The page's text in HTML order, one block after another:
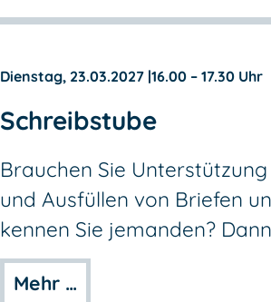
Dienstag, 23.03.2027 |16.00 – 17.30 Uhr
Schreibstube
Brauchen Sie
und Ausfüllen von Briefen
kennen Sie jemanden?
Mehr …